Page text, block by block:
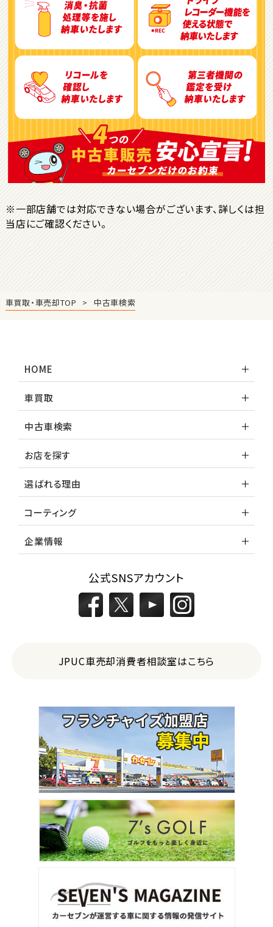
位
トヨタ
ヴォクシー
ＳＵＶ・クロカン
1 位
トヨタ
ヤリスクロス
※一部店舗では対応できない場合がございます、詳しくは担
当店にご確認ください。
車買取・車売却TOP 中古車検索
HOME
車買取
中古車検索
お店を探す
選ばれる理由
コーティング
企業情報
公式SNSアカウント
JPUC車売却消費者相談室はこちら